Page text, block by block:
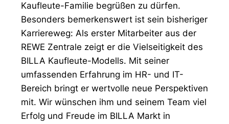
Kaufleute-Familie begrüßen zu dürfen.
Besonders bemerkenswert ist sein bisheriger
Karriereweg: Als erster Mitarbeiter aus der
REWE Zentrale zeigt er die Vielseitigkeit des
BILLA Kaufleute-Modells. Mit seiner
umfassenden Erfahrung im HR- und IT-
Bereich bringt er wertvolle neue Perspektiven
mit. Wir wünschen ihm und seinem Team viel
Erfolg und Freude im BILLA Markt in